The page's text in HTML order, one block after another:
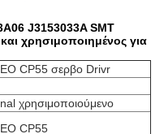
J3153033A SMT
χρησιμοποιημένος για
CP55 σερβο Drivr
χρησιμοποιούμενο
CP55